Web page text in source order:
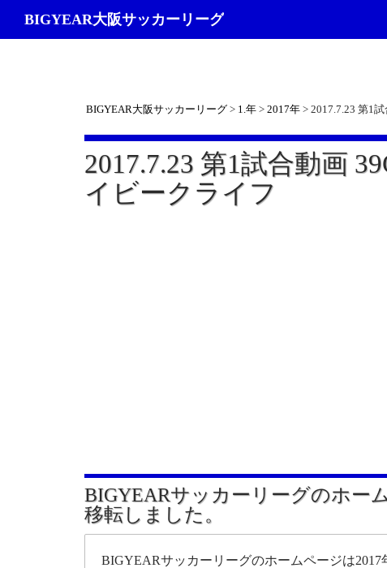
BIGYEAR大阪サッカーリーグ
BIGYEAR大阪サッカーリーグ> 1.年> 2017年> 2017.7.23 第1
2017.7.23 第1試合動画
イビークライフ
BIGYEARサッカーリーグのホー
移転しました。
BIGYEARサッカーリーグのホームページは2017